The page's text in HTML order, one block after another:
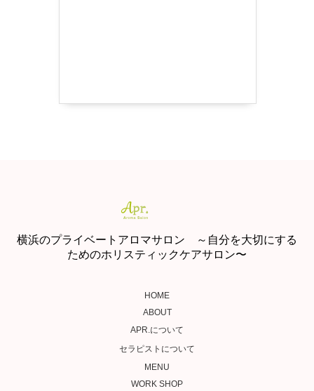
横浜のプライベートアロマサロン ～自分を大切にする
ためのホリスティックケアサロン〜
HOME
ABOUT
APR.について
セラピストについて
MENU
WORK SHOP